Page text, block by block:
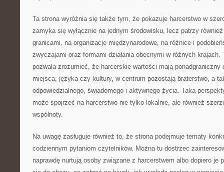
Ta strona wyróżnia się także tym, że pokazuje harcerstwo w
zamyka się wyłącznie na jednym środowisku, lecz patrzy
granicami, na organizacje międzynarodowe, na różnice i
zwyczajami oraz formami działania obecnymi w różnych krajach.
pozwala zrozumieć, że harcerskie wartości mają ponadgraniczny
miejsca, języka czy kultury, w centrum pozostają braterstwo, a
odpowiedzialnego, świadomego i aktywnego życia. Taka
może spojrzeć na harcerstwo nie tylko lokalnie, ale również
wspólnoty.
Na uwagę zasługuje również to, że strona podejmuje tematy
codziennym pytaniom czytelników. Można tu dostrzec
naprawdę nurtują osoby związane z harcerstwem albo dopiero je